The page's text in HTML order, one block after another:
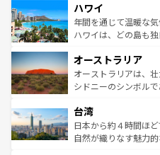
ば市内交通費無料で観光
着のスイス情報はコ
のような巨大都市は
ンメントが詰まった
西部には大自然が広
部のニューオーリン
文化が魅力。旅行者
しみながら、その多
ならではの贅沢な旅のスタイルだ。
情報はコンテンツ一覧
ハワイ
年間を通じて温暖な
ハワイは、どの島も
ワイ島は見逃せない
島だが、静かな自然
おすすめ。エメラル
れるおもてなしの心
人々、おいしいロー
ク、伝統的なフラダ
オーストラリア
オーストラリアは、
シドニーのシンボル
リアリーフや大陸中
ク）、タスマニアの
ど、見どころがたく
台湾
日本から約４時間ほ
自然が織りなす魅力